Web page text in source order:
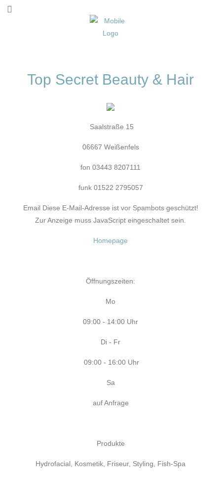
Top Secret Beauty & Hair
Saalstraße 15
06667 Weißenfels
fon 03443 8207111
funk 01522 2795057
Email Diese E-Mail-Adresse ist vor Spambots geschützt!
Zur Anzeige muss JavaScript eingeschaltet sein.
Homepage
Öffnungszeiten:
Mo
09:00 - 14:00 Uhr
Di - Fr
09:00 - 16:00 Uhr
Sa
auf Anfrage
Produkte
Hydrofacial, Kosmetik, Friseur, Styling, Fish-Spa